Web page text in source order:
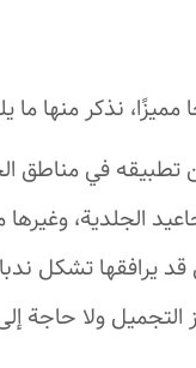
نذكر منها ما
تطبيقه في مناطق
الجلدية،
قد يرافقها تشكل
التجميل ولا حاجة